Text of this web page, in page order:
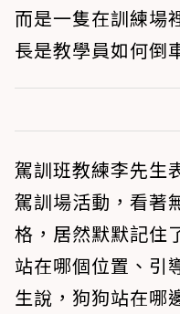
而是一隻在訓練場
長是教學員如何倒
駕訓班教練李先生
駕訓場活動，看著
格，居然默默記住
站在哪個位置、引
生說，狗狗站在哪